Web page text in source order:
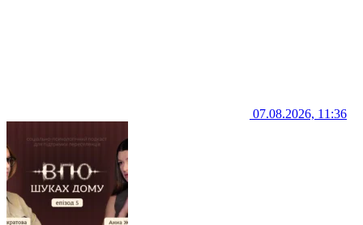
07.08.2026, 11:36